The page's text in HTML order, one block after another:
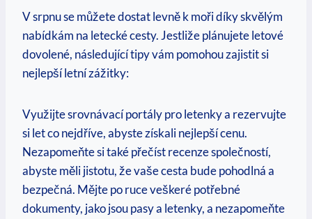
V⁢ srpnu se⁤ můžete dostat levně k‌ moři ⁣díky skvělým
nabídkám‌ na letecké‍ cesty. Jestliže plánujete letové​
dovolené, následující tipy⁤ vám ‌pomohou zajistit si
nejlepší letní zážitky:
Využijte srovnávací ‍portály pro letenky a rezervujte
si let co nejdříve, abyste získali nejlepší‍ cenu.
⁣Nezapomeňte si také přečíst recenze společností,
abyste měli jistotu, že vaše ‍cesta bude pohodlná a
bezpečná. Mějte po ruce veškeré ​potřebné
dokumenty, jako jsou​ pasy a letenky,⁣ a nezapomeňte